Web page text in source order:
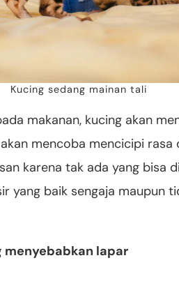
Kucing sedang mainan tali
makanan, kucing akan
mencoba mencicipi rasa
karena tak ada yang bisa
yang baik sengaja maupun
menyebabkan lapar